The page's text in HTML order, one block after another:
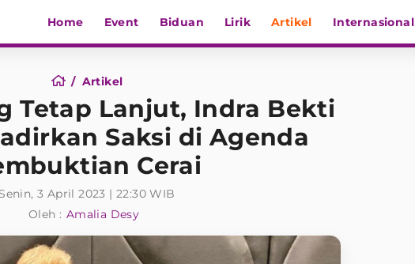
Home Event Biduan Lirik Artikel Internasional
Artikel
Tetap Lanjut, Indra Bekti
Saksi di Agenda
Cerai
Senin, 3 April 2023 | 22:30 WIB
Oleh : Amalia Desy